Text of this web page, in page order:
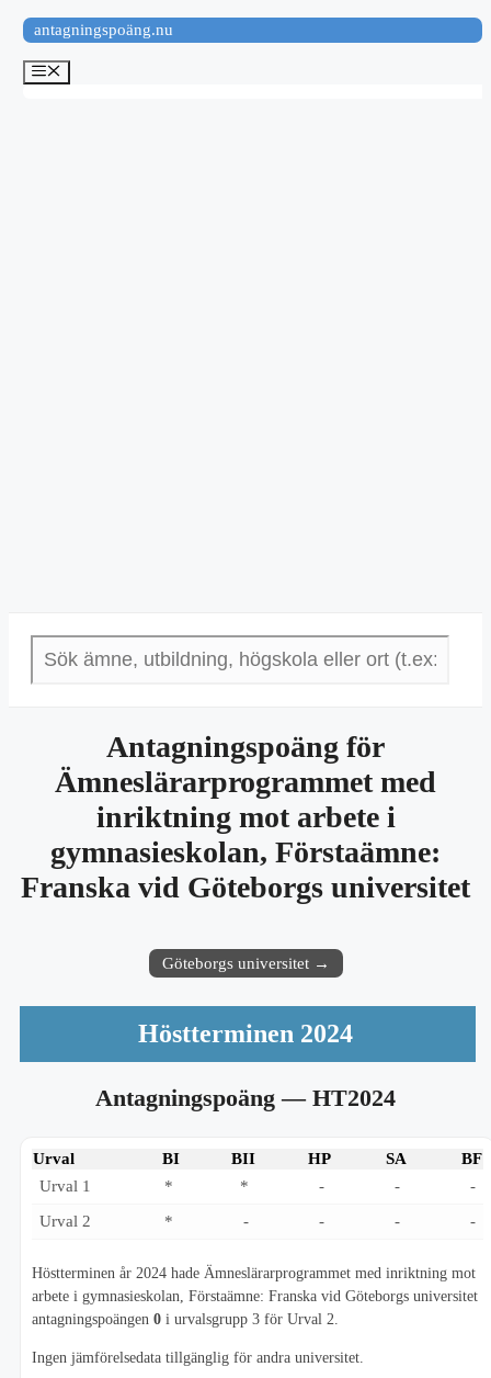
Hoppa
till
innehåll
antagningspoäng.nu
Meny
Antagningspoäng för
Ämneslärarprogrammet med
inriktning mot arbete i
gymnasieskolan, Förstaämne:
Franska vid Göteborgs universitet
Göteborgs universitet →
Höstterminen 2024
Antagningspoäng— HT2024
Urval BI BII HP SA
BF
Urval 1
* * - -
-
Urval 2
* - - - -
Höstterminen år 2024 hade Ämneslärarprogrammet med inriktning mot
arbete i gymnasieskolan, Förstaämne: Franska vid Göteborgs universitet
antagningspoängen 0 i urvalsgrupp 3 för Urval 2.
Ingen jämförelsedata tillgänglig för andra universitet.